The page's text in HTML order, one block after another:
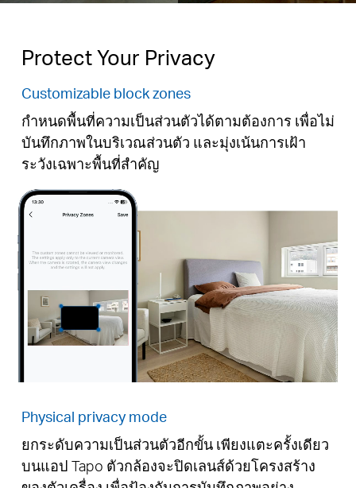
Protect Your Privacy
Customizable block zones
กำหนดพื้นที่ความเป็นส่วนตัวได้ตามต้องการ เพื่อไม่
บันทึกภาพในบริเวณส่วนตัว และมุ่งเน้นการเฝ้า
ระวังเฉพาะพื้นที่สำคัญ
Pause
Pause
Physical privacy mode
ยกระดับความเป็นส่วนตัวอีกขั้น เพียงแตะครั้งเดียว
บนแอป Tapo ตัวกล้องจะปิดเลนส์ด้วยโครงสร้าง